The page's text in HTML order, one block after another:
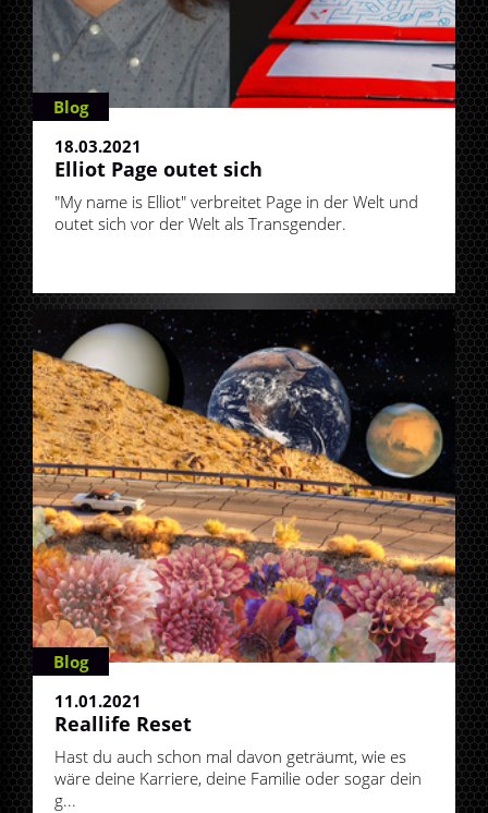
Blog
18.03.2021
Elliot Page outet sich
"My name is Elliot" verbreitet Page in der Welt und
outet sich vor der Welt als Transgender.
Blog
11.01.2021
Reallife Reset
Hast du auch schon mal davon geträumt, wie es
wäre deine Karriere, deine Familie oder sogar dein
g...